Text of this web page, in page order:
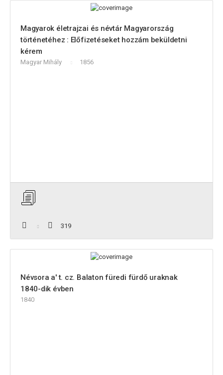
Magyarok életrajzai és névtár Magyarország
történetéhez : Előfizetéseket hozzám beküldetni
kérem
Magyar Mihály 1856
319
Névsora a' t. cz. Balaton füredi fürdő uraknak
1840-dik évben
1840